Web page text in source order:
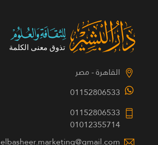
القاهرة - مصر
01152806533
01152806533
01012355714
elbasheer.marketing@gmail.com